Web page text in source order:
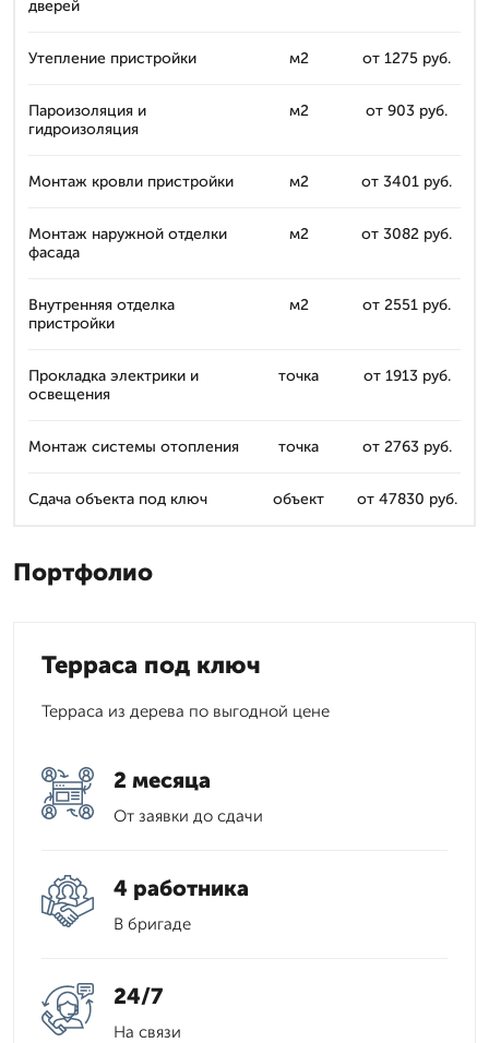
дверей
Утепление пристройки м2 от 1275 руб.
Пароизоляция и
гидроизоляция
м2 от 903 руб.
Монтаж кровли пристройки м2 от 3401 руб.
Монтаж наружной отделки
фасада
м2 от 3082 руб.
Внутренняя отделка
пристройки
м2 от 2551 руб.
Прокладка электрики и
освещения
точка от 1913 руб.
Монтаж системы отопления точка от 2763 руб.
Сдача объекта под ключ объект от 47830 руб.
Портфолио
Терраса под ключ
Терраса из дерева по выгодной цене
2 месяца
От заявки до сдачи
4 работника
В бригаде
24/7
На связи